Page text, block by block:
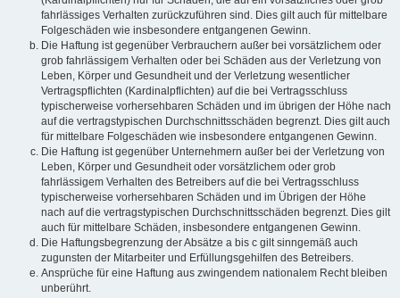
fahrlässiges Verhalten zurückzuführen sind. Dies gilt auch für mittelbare
Folgeschäden wie insbesondere entgangenen Gewinn.
Die Haftung ist gegenüber Verbrauchern außer bei vorsätzlichem oder
grob fahrlässigem Verhalten oder bei Schäden aus der Verletzung von
Leben, Körper und Gesundheit und der Verletzung wesentlicher
Vertragspflichten (Kardinalpflichten) auf die bei Vertragsschluss
typischerweise vorhersehbaren Schäden und im übrigen der Höhe nach
auf die vertragstypischen Durchschnittsschäden begrenzt. Dies gilt auch
für mittelbare Folgeschäden wie insbesondere entgangenen Gewinn.
Die Haftung ist gegenüber Unternehmern außer bei der Verletzung von
Leben, Körper und Gesundheit oder vorsätzlichem oder grob
fahrlässigem Verhalten des Betreibers auf die bei Vertragsschluss
typischerweise vorhersehbaren Schäden und im Übrigen der Höhe
nach auf die vertragstypischen Durchschnittsschäden begrenzt. Dies gilt
auch für mittelbare Schäden, insbesondere entgangenen Gewinn.
Die Haftungsbegrenzung der Absätze a bis c gilt sinngemäß auch
zugunsten der Mitarbeiter und Erfüllungsgehilfen des Betreibers.
Ansprüche für eine Haftung aus zwingendem nationalem Recht bleiben
unberührt.